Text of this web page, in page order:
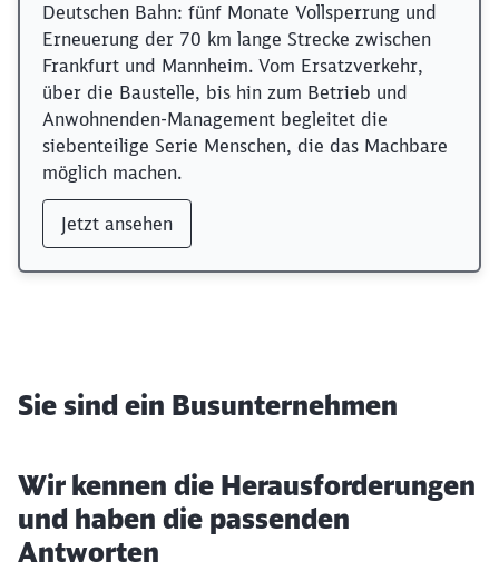
Deutschen Bahn: fünf Monate Vollsperrung und
Erneuerung der 70 km lange Strecke zwischen
Frankfurt und Mannheim. Vom Ersatzverkehr,
über die Baustelle, bis hin zum Betrieb und
Anwohnenden-Management begleitet die
siebenteilige Serie Menschen, die das Machbare
möglich machen.
Jetzt ansehen
Sie sind ein Busunternehmen
Wir kennen die Herausforderungen
und haben die passenden
Antworten